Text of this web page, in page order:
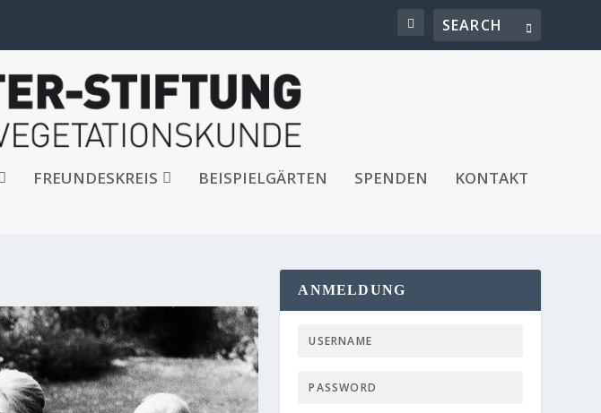
FREUNDESKREIS BEISPIELGÄRTEN SPENDEN KONTAKT
ANMELDUNG